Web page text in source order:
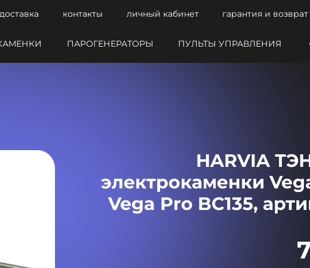
контакты личный кабинет
гарантия и возврат
ПАРОГЕНЕРАТОРЫ ПУЛЬТЫ УПРАВЛЕНИЯ
HARVIA
электрокаменки
Vega Pro BC135,